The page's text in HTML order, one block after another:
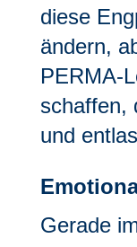
diese
ändern,
PERMA-
schaffen,
und
Gerade